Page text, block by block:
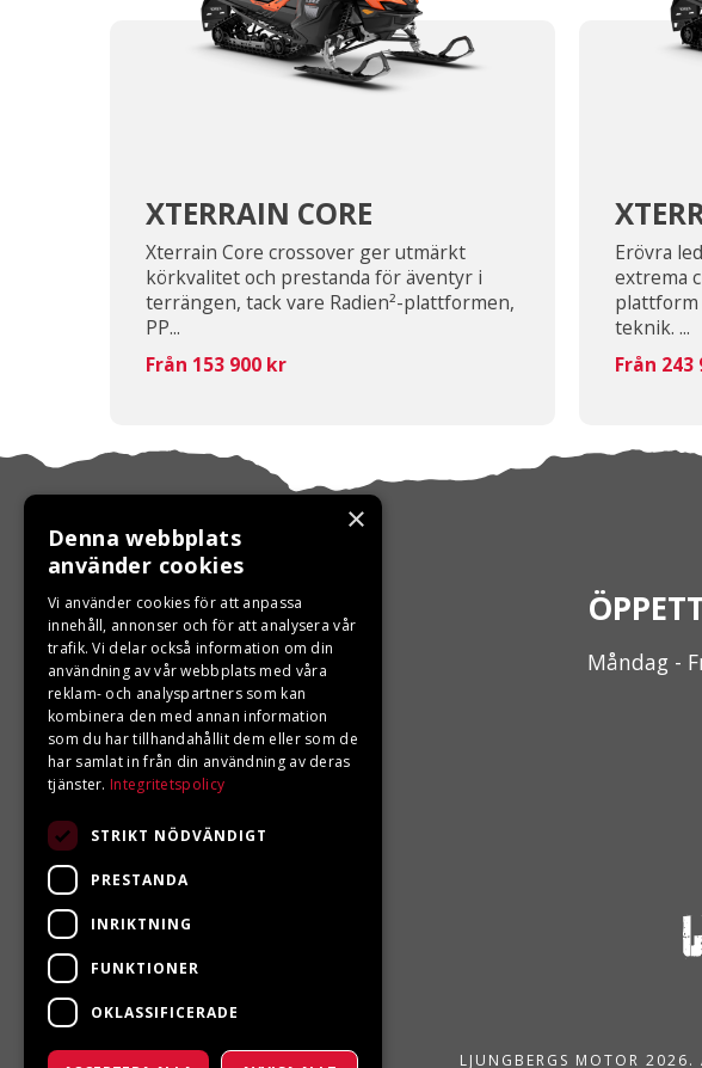
XTERRAIN CORE
Xterrain Core crossover ger utmärkt
körkvalitet och prestanda för äventyr i
terrängen, tack vare Radien²-plattformen,
PP...
Från 153 900 kr
Erövra
extrema
plattform
teknik. ...
Från 243
KONTAKTA OSS
Ångra ditt köp
0680-103 60
info@ljungbergsmotor.se
Kolgatan 1C, 842 31 Sveg
Måndag -
LJUNGBERGS MOTOR 2026.
×
Denna webbplats
använder cookies
Vi använder cookies för att anpassa
innehåll, annonser och för att analysera vår
trafik. Vi delar också information om din
användning av vår webbplats med våra
reklam- och analyspartners som kan
kombinera den med annan information
som du har tillhandahållit dem eller som de
har samlat in från din användning av deras
tjänster. Integritetspolicy
STRIKT NÖDVÄNDIGT
PRESTANDA
INRIKTNING
FUNKTIONER
OKLASSIFICERADE